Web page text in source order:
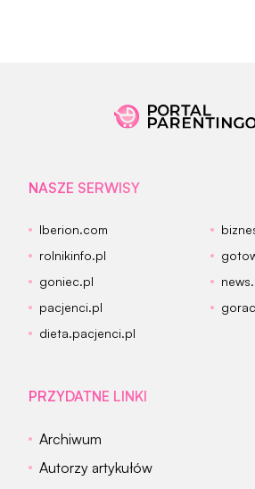
NASZE SERWISY
Iberion.com
rolnikinfo.pl
goniec.pl
pacjenci.pl
dieta.pacjenci.pl
PRZYDATNE LINKI
Archiwum
Autorzy artykułów